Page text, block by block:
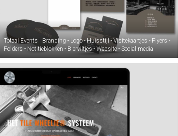
Totaal Events | Branding - Logo - Huisstijl - Visitekaartjes - Flyers -
Folders - Notitieblokken - Bierviltjes - Website - Social media